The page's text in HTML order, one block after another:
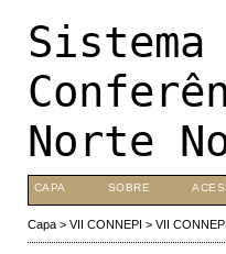
Norte
CAPA SOBRE
Capa> VII CONNEPI > VII